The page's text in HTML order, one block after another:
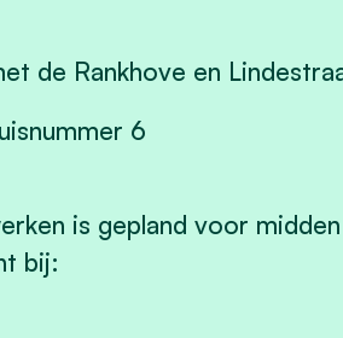
de Rankhove en
6
is gepland voor
bij: